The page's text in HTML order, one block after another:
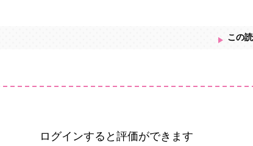
この
ログインすると評価ができます